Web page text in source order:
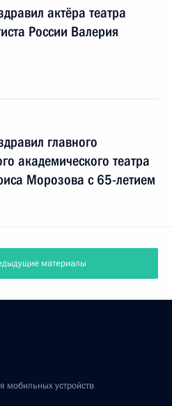
актёра театра
России Валерия
главного
академического театра
Морозова с 65-летием
материалы
мобильных устройств